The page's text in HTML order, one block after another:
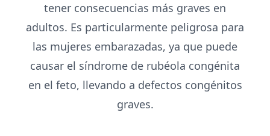
tener consecuencias más graves en
adultos. Es particularmente peligrosa para
las mujeres embarazadas, ya que puede
causar el síndrome de rubéola congénita
en el feto, llevando a defectos congénitos
graves.